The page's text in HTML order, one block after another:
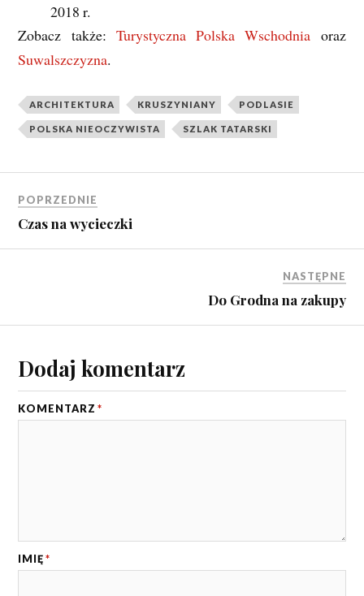
2018 r.
Zobacz także: Turystyczna Polska Wschodnia oraz
Suwalszczyzna.
ARCHITEKTURA KRUSZYNIANY PODLASIE
POLSKA NIEOCZYWISTA SZLAK TATARSKI
POPRZEDNIE
Czas na wycieczki
NASTĘPNE
Do Grodna na zakupy
Dodaj komentarz
KOMENTARZ *
IMIĘ *